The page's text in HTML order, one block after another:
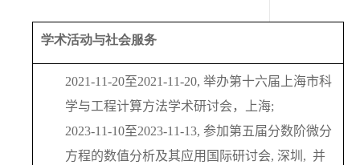
学术活动与社会服务
2021-11-20至2021-11-20, 举办第十六届上海市科
学与工程计算方法学术研讨会，上海;
2023-11-10至2023-11-13, 参加第五届分数阶微分
方程的数值分析及其应用国际研讨会, 深圳 , 并